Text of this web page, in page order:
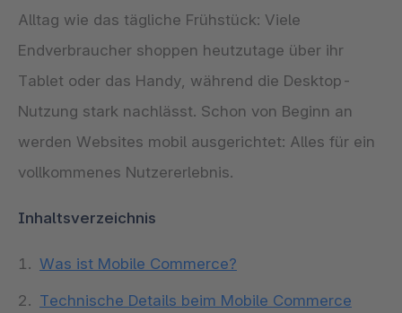
Alltag wie das tägliche Frühstück: Viele
Endverbraucher shoppen heutzutage über ihr
Tablet oder das Handy, während die Desktop-
Nutzung stark nachlässt. Schon von Beginn an
werden Websites mobil ausgerichtet: Alles für ein
vollkommenes Nutzererlebnis.
Inhaltsverzeichnis
Was ist Mobile Commerce?
Technische Details beim Mobile Commerce